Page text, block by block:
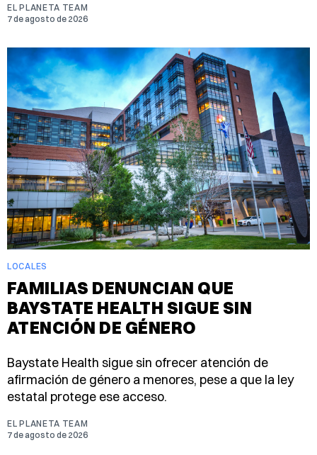
EL PLANETA TEAM
7 de agosto de 2026
LOCALES
FAMILIAS DENUNCIAN QUE
BAYSTATE HEALTH SIGUE SIN
ATENCIÓN DE GÉNERO
Baystate Health sigue sin ofrecer atención de
afirmación de género a menores, pese a que la ley
estatal protege ese acceso.
EL PLANETA TEAM
7 de agosto de 2026